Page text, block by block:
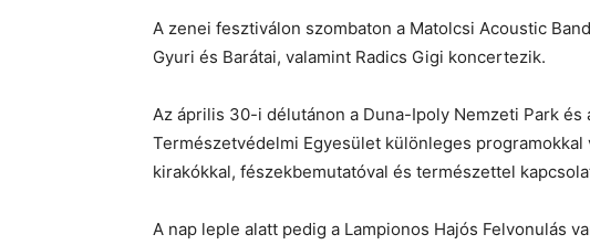
A zenei fesztiválon szombaton a Matolcsi Acoustic
Gyuri és Barátai, valamint Radics Gigi koncertezik.
Az április 30-i délutánon a Duna-Ipoly Nemzeti Park és
Természetvédelmi Egyesület különleges
kirakókkal, fészekbemutatóval és természettel
A nap leple alatt pedig a Lampionos Hajós Felvonulás